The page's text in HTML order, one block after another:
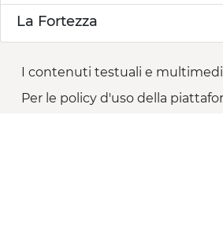
La Fortezza
I contenuti testuali e
Per le policy d'uso della